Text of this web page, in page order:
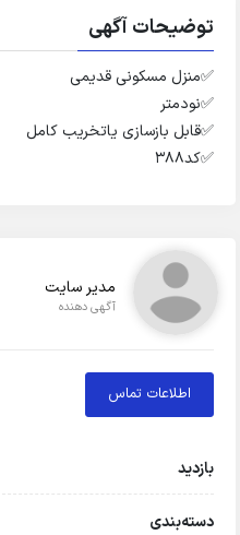
توضیحات آگهی
✅️منزل مسکونی قدیمی
✅️نودمتر
✅️قابل بازسازی یاتخریب کامل
✅️کد۳۸۸
مدیر سایت
آگهی دهنده
اطلاعات تماس
بازدید
دسته‌بندی